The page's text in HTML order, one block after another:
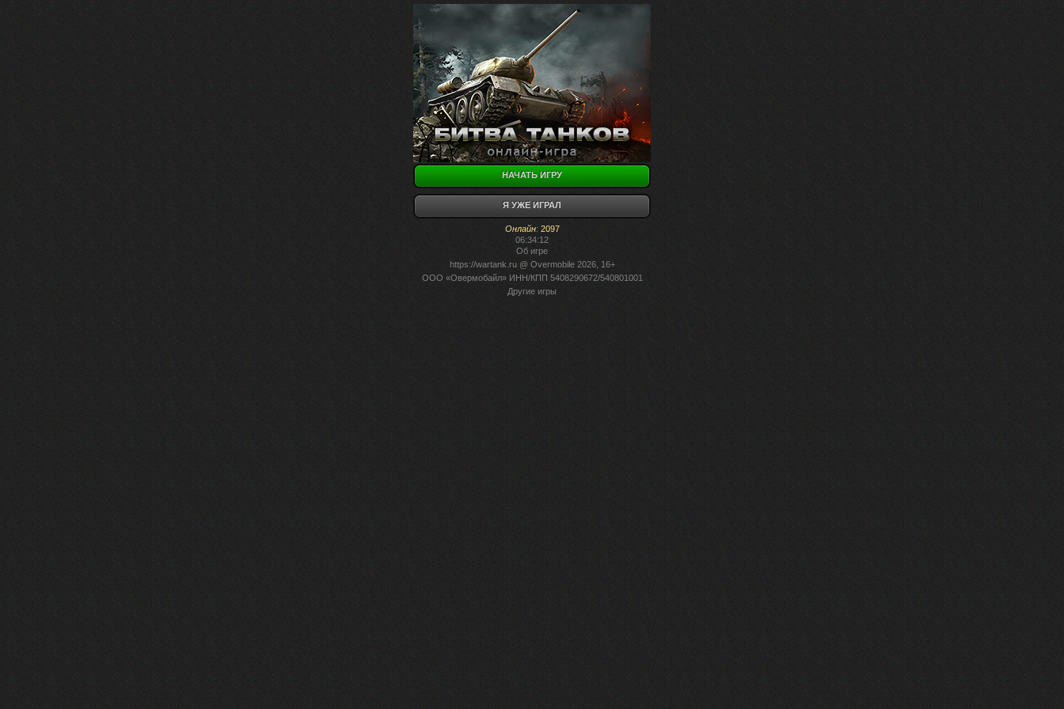
НАЧАТЬ ИГРУ
Я УЖЕ ИГРАЛ
Онлайн: 2097
06:34:12
Об игре
https://wartank.ru@ Overmobile 2026, 16+
ООО «Овермобайл» ИНН/КПП 5408290672/540801001
Другие игры